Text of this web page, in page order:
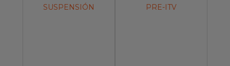
SUSPENSIÓN PRE-ITV